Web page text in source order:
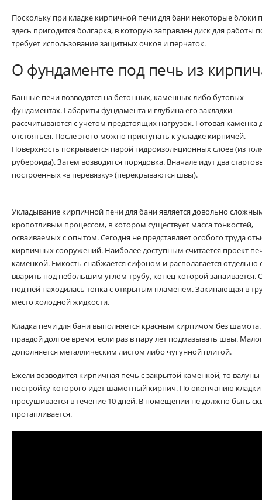
Поскольку при кладке кирпичной печи для бани некоторые блоки
здесь пригодится болгарка, в которую заправлен диск для работы
требует использование защитных очков и перчаток.
О фундаменте под печь из
Банные печи возводятся на бетонных, каменных либо бутовых
фундаментах. Габариты фундамента и глубина его закладки
рассчитываются с учетом предстоящих нагрузок. Готовая каменка
отстояться. После этого можно приступать к укладке кирпичей.
Поверхность покрывается парой гидроизоляционных слоев (из
рубероида). Затем возводится порядовка. Вначале идут два
построенных «в перевязку» (перекрываются швы).
Укладывание кирпичной печи для бани является довольно
кропотливым процессом, в котором существует масса тонкостей,
осваиваемых с опытом. Сегодня не представляет особого труда
кирпичных сооружений. Наиболее доступным считается проект
каменкой. Емкость снабжается сифоном и располагается
вварить под небольшим углом трубу, конец которой запаивается.
под ней находилась топка с открытым пламенем. Закипающая в
место холодной жидкости.
Кладка печи для бани выполняется красным кирпичом без
правдой долгое время, если раз в пару лет подмазывать швы.
дополняется металлическим листом либо чугунной плитой.
Ежели возводится кирпичная печь с закрытой каменкой, то
постройку которого идет шамотный кирпич. По окончанию
просушивается в течение 10 дней. В помещении не должно быть
протапливается.